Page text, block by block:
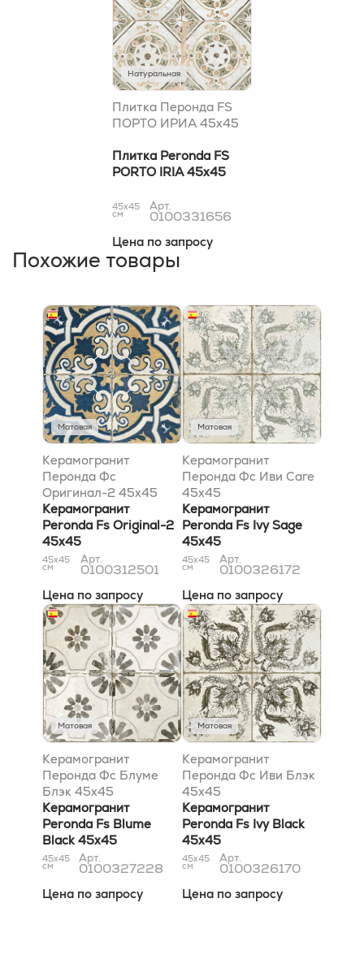
Натуральная
Плитка Перонда FS
ПОРТО ИРИА 45x45
Плитка Peronda FS
PORTO IRIA 45x45
45x45
см
Арт.
0100331656
Цена по запросу
Похожие товары
Матовая
Керамогранит
Перонда Фс
Оригинал-2 45x45
Керамогранит
Peronda Fs Original-2
45x45
45x45
см
Арт.
0100312501
Цена по запросу
Матовая
Керамогранит
Перонда Фс Иви Саге
45x45
Керамогранит
Peronda Fs Ivy Sage
45x45
45x45
см
Арт.
0100326172
Цена по запросу
Матовая
Керамогранит
Перонда Фс Блуме
Блэк 45x45
Керамогранит
Peronda Fs Blume
Black 45x45
45x45
см
Арт.
0100327228
Цена по запросу
Матовая
Керамогранит
Перонда Фс Иви Блэк
45x45
Керамогранит
Peronda Fs Ivy Black
45x45
45x45
см
Арт.
0100326170
Цена по запросу